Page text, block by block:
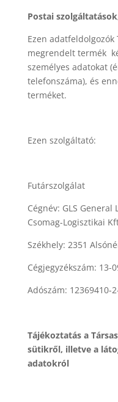
Postai
Ezen
megrendelt termék
személyes adatokat
telefonszáma), és
terméket.
Ezen szolgáltató:
Futárszolgálat
Cégnév: GLS
Csomag-Logisztikai
Székhely: 2351
Cégjegyzékszám: 13-
Adószám: 12369410-
Tájékoztatás a
sütikről, illetve a
adatokról